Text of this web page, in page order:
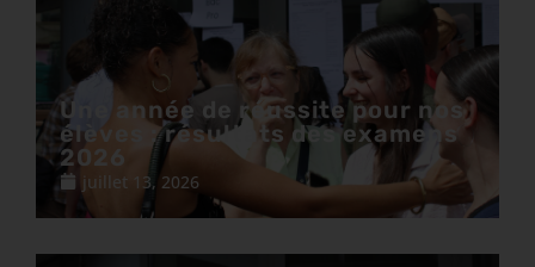
Une année de réussite pour nos
élèves : résultats des examens
2026
juillet 13, 2026